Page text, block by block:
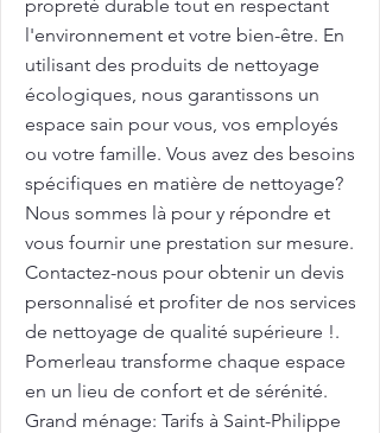
propreté durable tout en respectant
l'environnement et votre bien-être. En
utilisant des produits de nettoyage
écologiques, nous garantissons un
espace sain pour vous, vos employés
ou votre famille. Vous avez des besoins
spécifiques en matière de nettoyage?
Nous sommes là pour y répondre et
vous fournir une prestation sur mesure.
Contactez-nous pour obtenir un devis
personnalisé et profiter de nos services
de nettoyage de qualité supérieure !.
Pomerleau transforme chaque espace
en un lieu de confort et de sérénité.
Grand ménage: Tarifs à Saint-Philippe